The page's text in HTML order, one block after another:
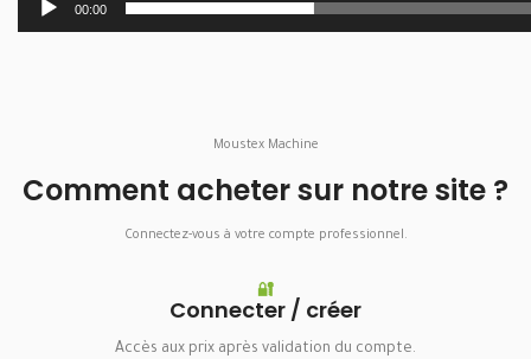
Moustex Machine
Comment acheter sur notre site ?
Connectez-vous à votre compte professionnel.
🔐
Connecter / créer
Accès aux prix après validation du compte.
00:00